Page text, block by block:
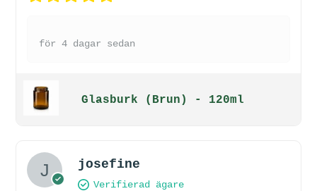
för 4 dagar sedan
Glasburk (Brun) - 120ml
josefine
Verifierad ägare